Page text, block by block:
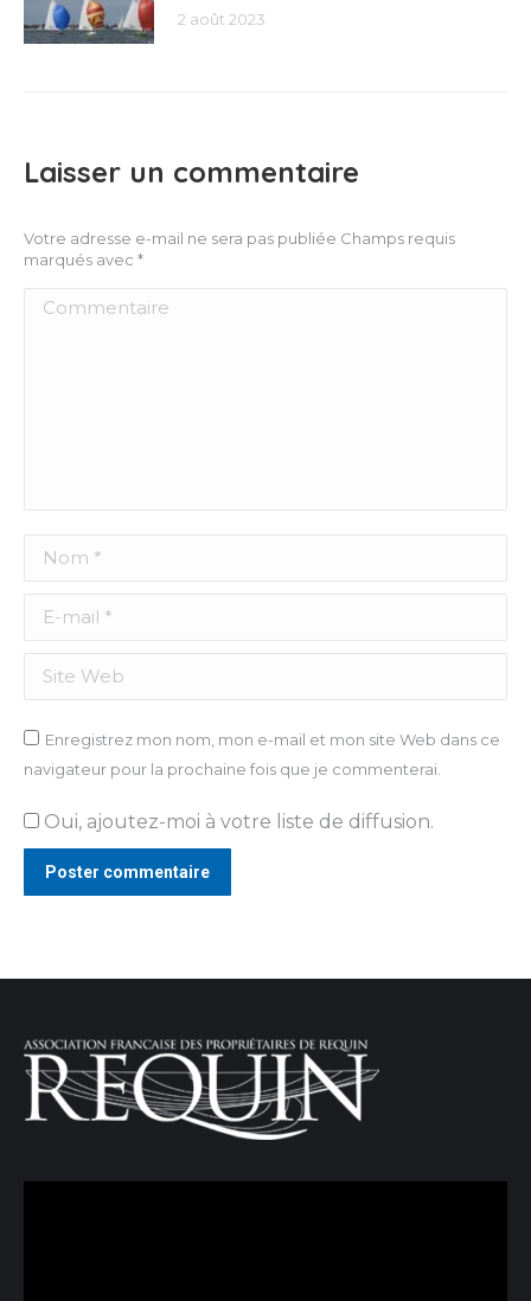
2 août 2023
Laisser un commentaire
Votre adresse e-mail ne sera pas publiée Champs requis
marqués avec *
Commentaire
Nom *
E-mail *
Site Web
Enregistrez mon nom, mon e-mail et mon site Web dans ce
navigateur pour la prochaine fois que je commenterai.
Oui, ajoutez-moi à votre liste de diffusion.
Poster commentaire